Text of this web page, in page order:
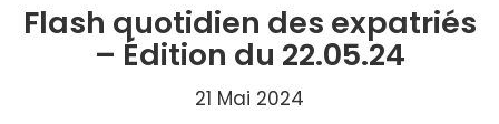
Flash quotidien des expatriés
– Édition du 22.05.24
21 Mai 2024